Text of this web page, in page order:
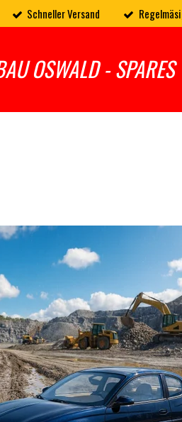
Schneller Versand
OSWALD - SPARES